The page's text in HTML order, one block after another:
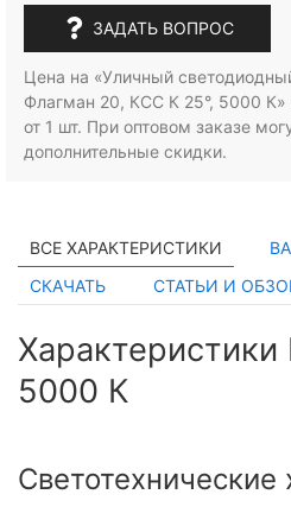
ЗАДАТЬ ВОПРОС
Цена на «Уличный
Флагман 20, КСС К 25°, 5000 К»
от 1 шт. При оптовом заказе
дополнительные скидки.
ВСЕ ХАРАКТЕРИСТИКИ
СКАЧАТЬ
СТАТЬИ И
5000 К
Светотехнические